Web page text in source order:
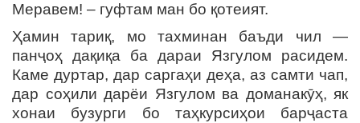
Меравем! – гуфтам ман бо қотеият.
Ҳамин тариқ, мо тахминан баъди чил —
панҷоҳ дақиқа ба дараи Язгулом расидем.
Каме дуртар, дар саргаҳи деҳа, аз самти чап,
дар соҳили дарёи Язгулом ва доманакӯҳ, як
хонаи бузурги бо таҳкурсиҳои барҷаста